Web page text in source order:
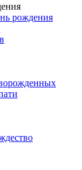
рождения